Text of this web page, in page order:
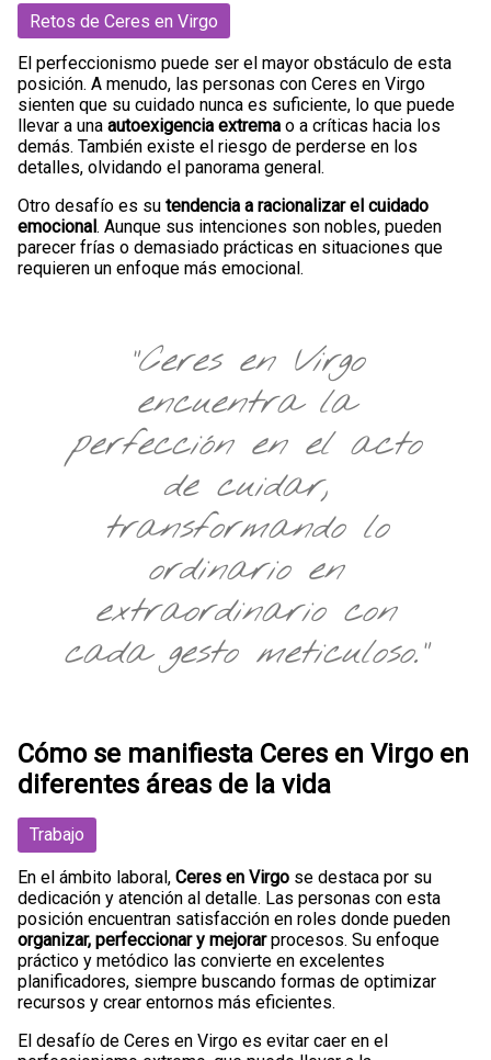
Retos de Ceres en Virgo
El perfeccionismo puede ser el mayor obstáculo de esta
posición. A menudo, las personas con Ceres en Virgo
sienten que su cuidado nunca es suficiente, lo que puede
llevar a una autoexigencia extrema o a críticas hacia los
demás. También existe el riesgo de perderse en los
detalles, olvidando el panorama general.
Otro desafío es su tendencia a racionalizar el cuidado
emocional. Aunque sus intenciones son nobles, pueden
parecer frías o demasiado prácticas en situaciones que
requieren un enfoque más emocional.
"Ceres en Virgo
encuentra la
perfección en el acto
de cuidar,
transformando lo
ordinario en
extraordinario con
cada gesto meticuloso."
Cómo se manifiesta Ceres en Virgo en
diferentes áreas de la vida
Trabajo
En el ámbito laboral, Ceres en Virgo se destaca por su
dedicación y atención al detalle. Las personas con esta
posición encuentran satisfacción en roles donde pueden
organizar, perfeccionar y mejorarprocesos. Su enfoque
práctico y metódico las convierte en excelentes
planificadores, siempre buscando formas de optimizar
recursos y crear entornos más eficientes.
El desafío de Ceres en Virgo es evitar caer en el